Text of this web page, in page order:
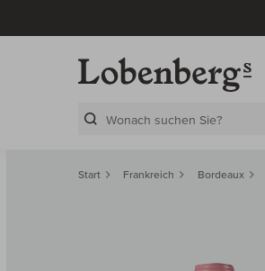
Start Frankreich Bordeaux